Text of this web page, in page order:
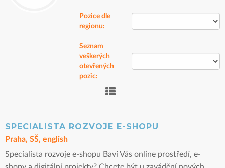
Pozice dle
regionu:
Seznam
veškerých
otevřených
pozic:
SPECIALISTA ROZVOJE E-SHOPU
Praha, SŠ, english
Specialista rozvoje e-shopu Baví Vás online prostředí, e-